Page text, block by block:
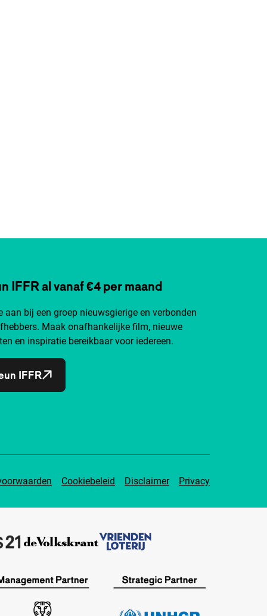
IFFR al vanaf €4 per maand
aan bij een groep nieuwsgierige en verbonden
Maak onafhankelijke film, nieuwe
en inspiratie bereikbaar voor iedereen.
IFFR
Cookiebeleid Disclaimer Privacy